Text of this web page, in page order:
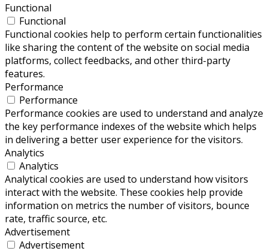
Functional
Functional
Functional cookies help to perform certain functionalities
like sharing the content of the website on social media
platforms, collect feedbacks, and other third-party
features.
Performance
Performance
Performance cookies are used to understand and analyze
the key performance indexes of the website which helps
in delivering a better user experience for the visitors.
Analytics
Analytics
Analytical cookies are used to understand how visitors
interact with the website. These cookies help provide
information on metrics the number of visitors, bounce
rate, traffic source, etc.
Advertisement
Advertisement